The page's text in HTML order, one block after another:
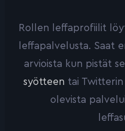
Rollen leffaprofiilit
leffapalvelusta. Saat
arvioista kun pistät
syötteen tai Twitterin
olevista